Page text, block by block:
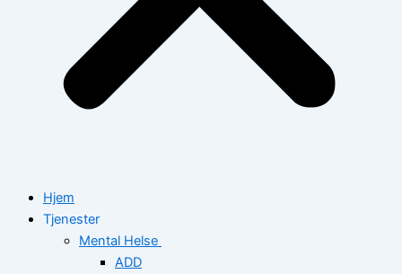
Hjem
Tjenester
Mental Helse
ADD